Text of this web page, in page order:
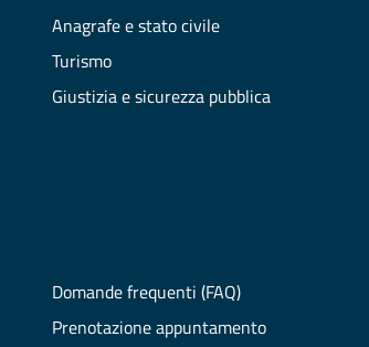
Anagrafe e stato civile
Turismo
Giustizia e sicurezza pubblica
Domande frequenti (FAQ)
Prenotazione appuntamento